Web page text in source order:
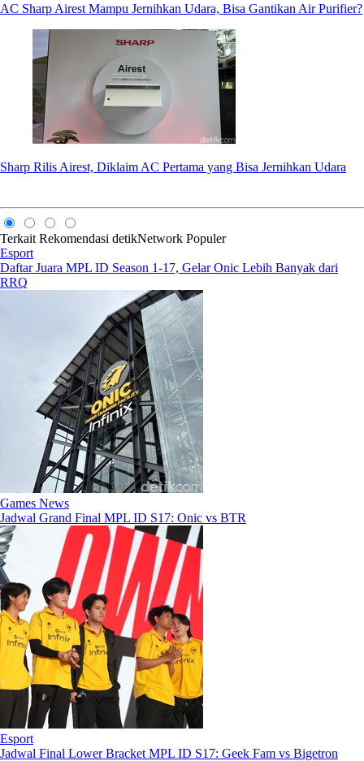
AC Sharp Airest Mampu Jernihkan Udara, Bisa Gantikan Air Purifier?
Sharp Rilis Airest, Diklaim AC Pertama yang Bisa Jernihkan Udara
Terkait Rekomendasi detikNetwork Populer
Esport
Daftar Juara MPL ID Season 1-17, Gelar Onic Lebih Banyak dari
RRQ
Games News
Jadwal Grand Final MPL ID S17: Onic vs BTR
Esport
Jadwal Final Lower Bracket MPL ID S17: Geek Fam vs Bigetron